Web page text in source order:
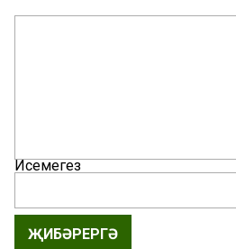
Исемегез
ҖИБӘРЕРГӘ